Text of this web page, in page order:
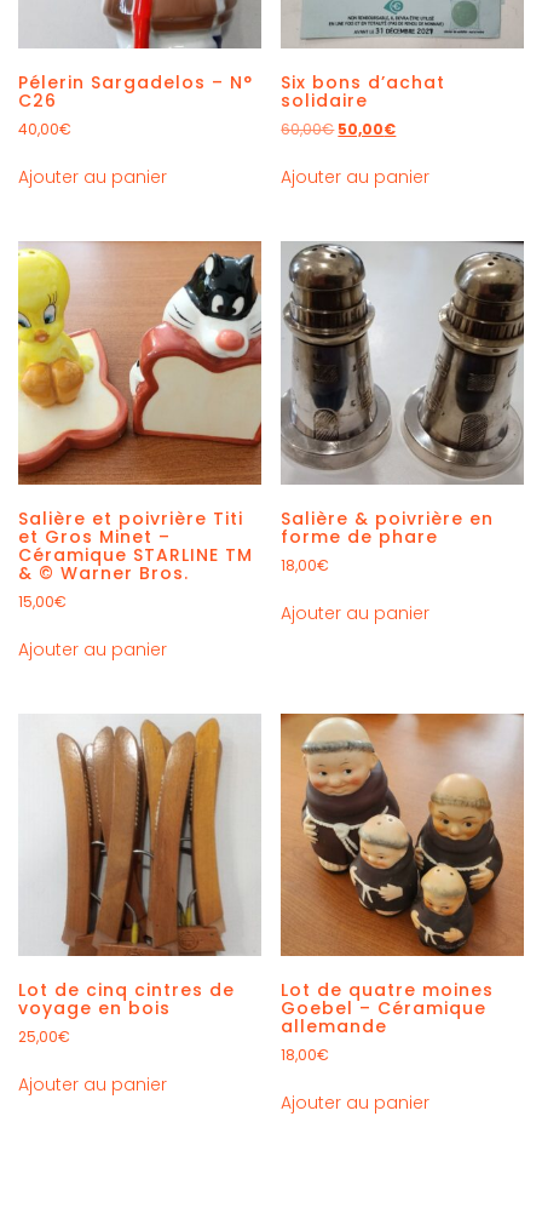
Pélerin Sargadelos – N°
C26
40,00€
Ajouter au panier
Six bons d’achat
solidaire
60,00€ 50,00€
Ajouter au panier
Salière et poivrière Titi
et Gros Minet –
Céramique STARLINE TM
& © Warner Bros.
15,00€
Ajouter au panier
Salière & poivrière en
forme de phare
18,00€
Ajouter au panier
Lot de cinq cintres de
voyage en bois
25,00€
Ajouter au panier
Lot de quatre moines
Goebel – Céramique
allemande
18,00€
Ajouter au panier